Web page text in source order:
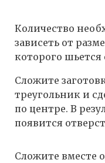
Количество
зависеть от
которого шьется
Сложите
треугольник и
по центре. В
появится
Сложите вместе